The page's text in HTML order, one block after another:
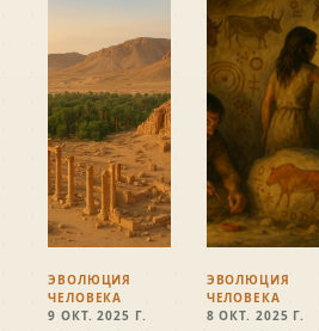
ЭВОЛЮЦИЯ
ЧЕЛОВЕКА
9 ОКТ. 2025 Г.
ЭВОЛЮЦИЯ
ЧЕЛОВЕКА
8 ОКТ. 2025 Г.